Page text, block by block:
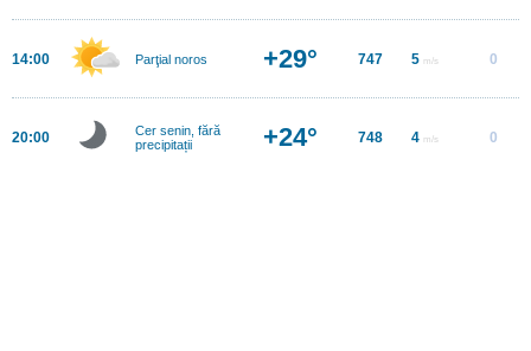
14:00 Parţial noros +29° 747 5 m/s 0
20:00
Cer senin, fără
precipitații
+24° 748 4 m/s 0